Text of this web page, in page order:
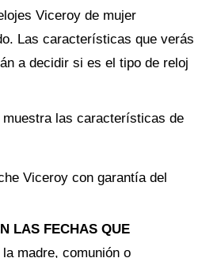
Viceroy de mujer
Las características que verás
a decidir si es el tipo de reloj
las características de
Viceroy con garantía del
LAS FECHAS QUE
madre, comunión o